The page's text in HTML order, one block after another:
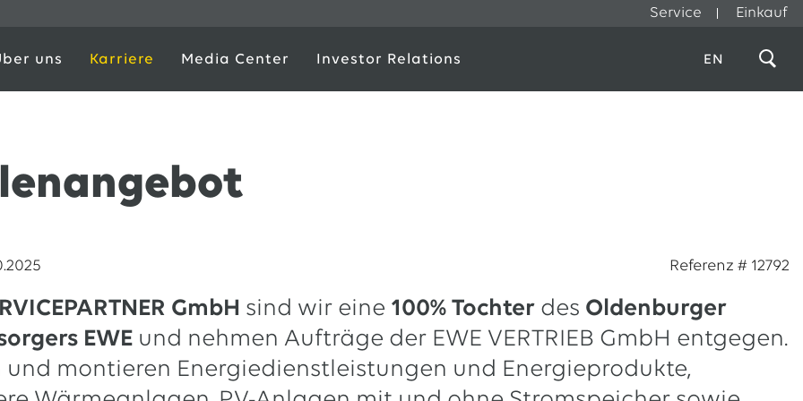
Service Einkauf
uns Karriere Media Center Investor Relations EN
Referenz # 12792
GmbH sind wir eine 100% Tochter des Oldenburger
EWE und nehmen Aufträge der EWE VERTRIEB GmbH entgegen.
montieren Energiedienstleistungen und Energieprodukte,